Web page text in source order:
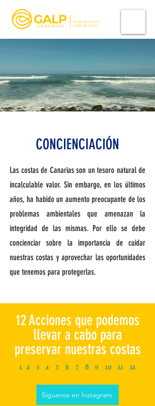
CONCIENCIACIÓN
Las costas de Canarias son un tesoro natural de
incalculable valor. Sin embargo, en los últimos
años, ha habido un aumento preocupante de los
problemas ambientales que amenazan la
integridad de las mismas. Por ello se debe
concienciar sobre la importancia de cuidar
nuestras costas y aprovechar las oportunidades
que tenemos para protegerlas.
12 Acciones que podemos
llevar a cabo para
preservar nuestras costas
1 2 3 4 5 6 7 8 9 10 11 12
Síguenos en Instagram